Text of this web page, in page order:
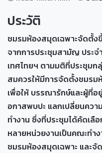
ประวัติ
ชมรมห้องสมุดเฉพาะจัดตั้ง
จากการประชุมสามัญ ประ
เทศไทยฯ ตามมติที่ประชุม
สมควรให้มีการจัดตั้งชมรม
เพื่อให้ บรรณารักษ์และผู้ที่
อกาสพบปะ แลกเปลี่ยนควา
ทำงาน ซึ่งที่ประชุมได้คัดเลื
หลายหน่วยงานเป็นคณะทำ
ชมรมห้องสมุดเฉพาะ และ